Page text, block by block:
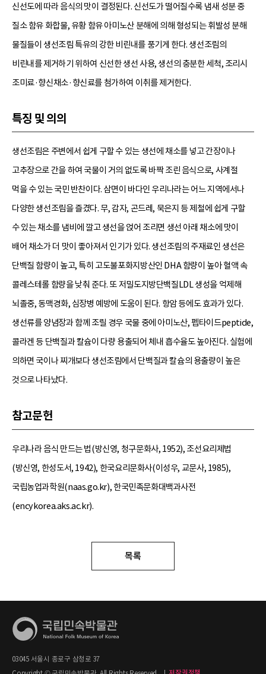
신선도에 따라 음식의 맛이 결정된다. 신선도가 떨어질수록 냄새 성분 중
질소 함유 화합물, 유황 함유 아미노산 분해에 의해 형성되는 휘발성 분해
물질들이 생선조림 특유의 강한 비린내를 풍기게 한다. 생선조림의
비린내를 제거하기 위하여 신선한 생선 사용, 생선의 충분한 세척, 조리시
조미료·향신채소·향신료를 첨가하여 이취를 제거한다.
특징 및 의의
생선조림은 주변에서 쉽게 구할 수 있는 생선에 채소를 넣고 간장이나
고추장으로 간을 하여 국물이 거의 없도록 바짝 조린 음식으로, 사계절
먹을 수 있는 국민 반찬이다. 삼면이 바다인 우리나라는 어느 지역에서나
다양한 생선조림을 즐겼다. 무, 감자, 곤드레, 묵은지 등 제철에 쉽게 구할
수 있는 채소를 냄비에 깔고 생선을 얹어 조리면 생선 아래 채소에 맛이
배어 채소가 더 맛이 좋아져서 인기가 있다. 생선조림의 주재료인 생선은
단백질 함량이 높고, 특히 고도불포화지방산인 DHA 함량이 높아 혈액 속
콜레스테롤 함량을 낮춰 준다. 또 저밀도지방단백질LDL 생성을 억제해
뇌졸중, 동맥경화, 심장병 예방에 도움이 된다. 항암 등에도 효과가 있다.
생선류를 양념장과 함께 조릴 경우 국물 중에 아미노산, 펩타이드peptide,
콜라겐 등 단백질과 칼슘이 다량 용출되어 체내 흡수율도 높아진다. 실험에
의하면 국이나 찌개보다 생선조림에서 단백질과 칼슘의 용출량이 높은
것으로 나타났다.
참고문헌
우리나라 음식 만드는 법(방신영, 청구문화사, 1952), 조선요리제법
(방신영, 한성도서, 1942), 한국요리문화사(이성우, 교문사, 1985),
국립농업과학원(naas.go.kr), 한국민족문화대백과사전
(encykorea.aks.ac.kr).
목록
03045 서울시 종로구 삼청로 37